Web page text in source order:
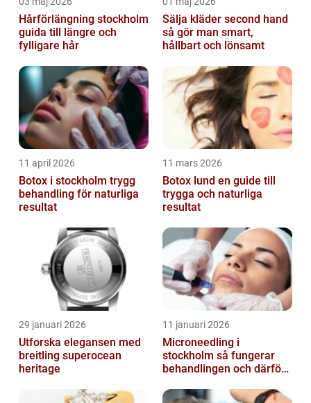
Hårförlängning stockholm
guida till längre och
fylligare hår
Sälja kläder second hand
så gör man smart,
hållbart och lönsamt
11 april 2026
Botox i stockholm trygg
behandling för naturliga
resultat
11 mars 2026
Botox lund en guide till
trygga och naturliga
resultat
29 januari 2026
Utforska elegansen med
breitling superocean
heritage
11 januari 2026
Microneedling i
stockholm så fungerar
behandlingen och därför